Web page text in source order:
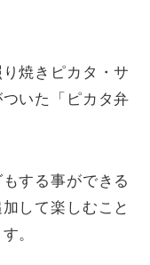
焼きピカタ・サ
いた「ピカタ弁
する事ができる
して楽しむこと
。